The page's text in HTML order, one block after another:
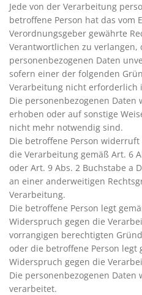
Jede von der Verarbeitung
betroffene Person hat das vom
Verordnungsgeber gewährte
Verantwortlichen zu verlangen,
personenbezogenen Daten
sofern einer der folgenden
Verarbeitung nicht erforderlich
Die personenbezogenen Daten
erhoben oder auf sonstige
nicht mehr notwendig sind.
Die betroffene Person
die Verarbeitung gemäß Art. 6
oder Art. 9 Abs. 2 Buchstabe a
an einer anderweitigen
Verarbeitung.
Die betroffene Person legt
Widerspruch gegen die
vorrangigen berechtigten
oder die betroffene Person legt
Widerspruch gegen die
Die personenbezogenen
verarbeitet.